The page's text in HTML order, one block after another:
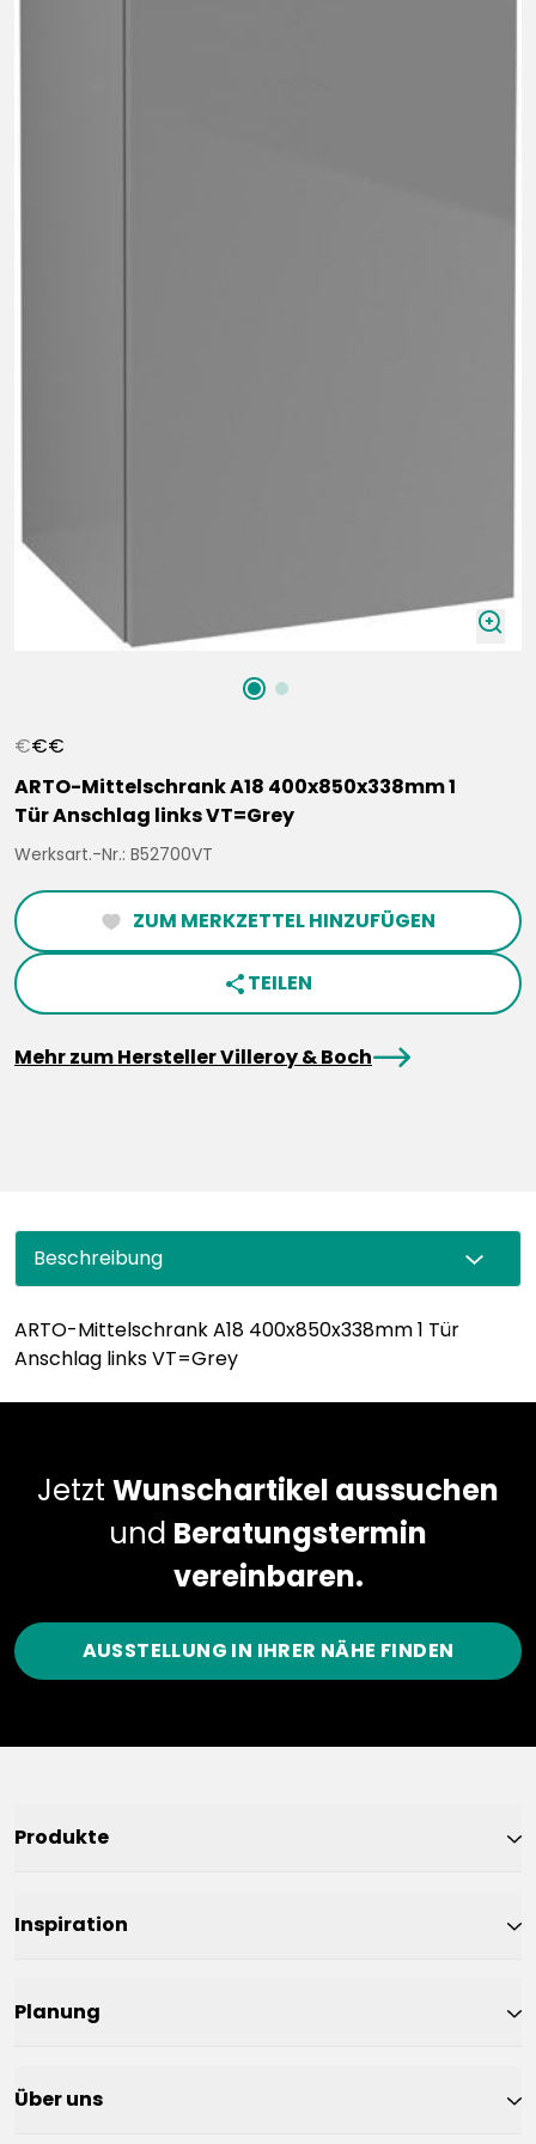
zoomIn
€€€
ARTO-Mittelschrank A18 400x850x338mm 1
Tür Anschlag links VT=Grey
Werksart.-Nr.: B52700VT
heartFilled ZUM MERKZETTEL HINZUFÜGEN
share TEILEN
Mehr zum Hersteller Villeroy & BocharrowRight
Beschreibung
ARTO-Mittelschrank A18 400x850x338mm 1 Tür
Anschlag links VT=Grey
Jetzt Wunschartikel aussuchen
und Beratungstermin
vereinbaren.
AUSSTELLUNG IN IHRER NÄHE FINDEN
Produkte
Inspiration
Planung
Über uns